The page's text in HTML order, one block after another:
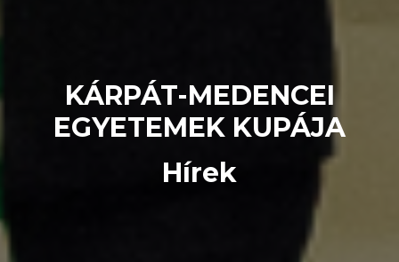
KÁRPÁT-MEDENCEI
EGYETEMEK KUPÁJA
Hírek